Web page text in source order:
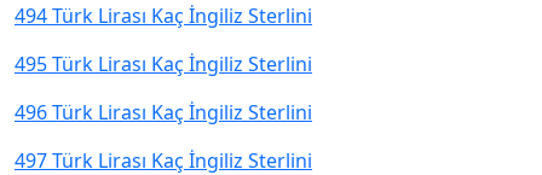
494 Türk Lirası Kaç İngiliz Sterlini
495 Türk Lirası Kaç İngiliz Sterlini
496 Türk Lirası Kaç İngiliz Sterlini
497 Türk Lirası Kaç İngiliz Sterlini